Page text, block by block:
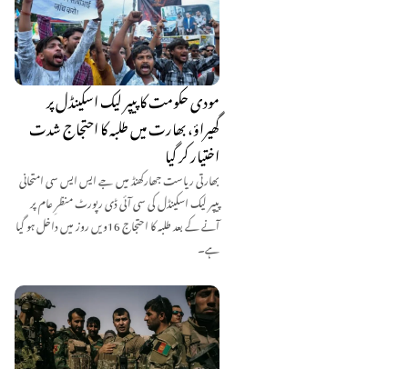
مودی حکومت کا پیپر لیک اسکینڈل پر
گھیراؤ، بھارت میں طلبہ کا احتجاج شدت
اختیار کر گیا
بھارتی ریاست جھارکھنڈ میں جے ایس ایس سی امتحانی
پیپر لیک اسکینڈل کی سی آئی ڈی رپورٹ منظرِ عام پر
آنے کے بعد طلبہ کا احتجاج 16ویں روز میں داخل ہو گیا
ہے۔